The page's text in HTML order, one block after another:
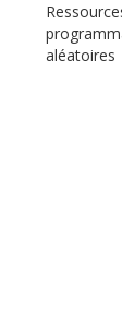
aléatoires